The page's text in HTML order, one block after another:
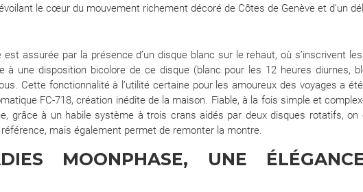
le cœur du mouvement richement décoré de Côtes de Genève et d’un
est assurée par la présence d’un disque blanc sur le rehaut, où s’inscrivent
à une disposition bicolore de ce disque (blanc pour les 12 heures diurnes,
Cette fonctionnalité à l’utilité certaine pour les amoureux des voyages a
FC-718, création inédite de la maison. Fiable, à la fois simple et
grâce à un habile système à trois crans aidés par deux disques rotatifs, on
mais également permet de remonter la montre.
MOONPHASE, UNE